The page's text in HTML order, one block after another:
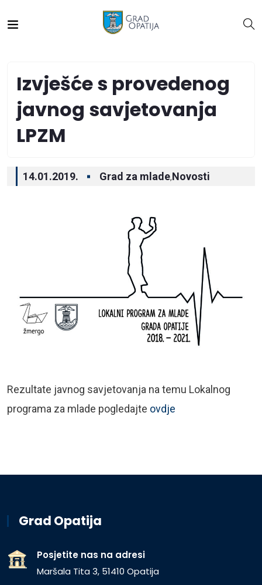
Izvješće s provedenog
javnog savjetovanja
LPZM
14.01.2019. Grad za mlade,Novosti
Rezultate javnog savjetovanja na temu Lokalnog
programa za mlade pogledajte ovdje
Grad Opatija
Posjetite nas na adresi
Maršala Tita 3, 51410 Opatija